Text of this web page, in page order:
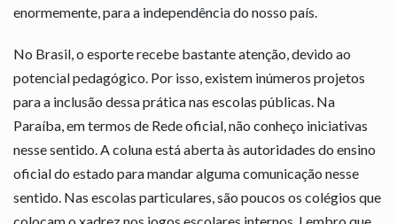
enormemente, para a independência do nosso país.
No Brasil, o esporte recebe bastante atenção, devido ao
potencial pedagógico. Por isso, existem inúmeros projetos
para a inclusão dessa prática nas escolas públicas. Na
Paraíba, em termos de Rede oficial, não conheço iniciativas
nesse sentido. A coluna está aberta às autoridades do ensino
oficial do estado para mandar alguma comunicação nesse
sentido. Nas escolas particulares, são poucos os colégios que